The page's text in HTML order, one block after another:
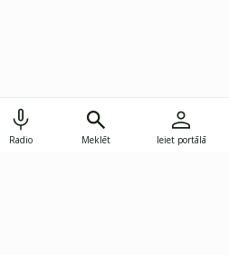
Radio Meklēt Ieiet portālā